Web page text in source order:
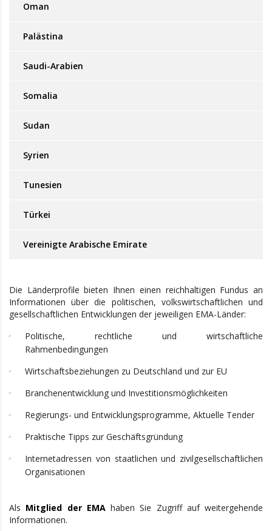
Oman
Palästina
Saudi-Arabien
Somalia
Sudan
Syrien
Tunesien
Türkei
Vereinigte Arabische Emirate
Die Länderprofile bieten Ihnen einen reichhaltigen Fundus an
Informationen über die politischen, volkswirtschaftlichen und
gesellschaftlichen Entwicklungen der jeweiligen EMA-Länder:
Politische, rechtliche und wirtschaftliche
Rahmenbedingungen
Wirtschaftsbeziehungen zu Deutschland und zur EU
Branchenentwicklung und Investitionsmöglichkeiten
Regierungs- und Entwicklungsprogramme, Aktuelle Tender
Praktische Tipps zur Geschäftsgründung
Internetadressen von staatlichen und zivilgesellschaftlichen
Organisationen
Als Mitglied der EMAhaben Sie Zugriff auf weitergehende
Informationen.